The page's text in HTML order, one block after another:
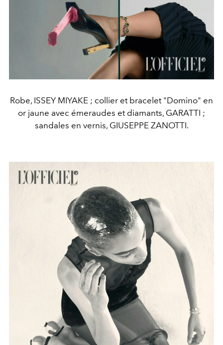
Robe, ISSEY MIYAKE ; collier et bracelet "Domino" en
or jaune avec émeraudes et diamants, GARATTI ;
sandales en vernis, GIUSEPPE ZANOTTI.